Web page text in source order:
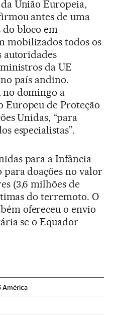
União Europeia,
antes de uma
bloco em
mobilizados todos os
autoridades
da UE
país andino.
domingo a
Europeu de Proteção
Unidas, “para
especialistas”.
para a Infância
para doações no valor
(3,6 milhões de
do terremoto. O
ofereceu o envio
se o Equador
América
Twitter
en Instagram
Brasil en Facebook